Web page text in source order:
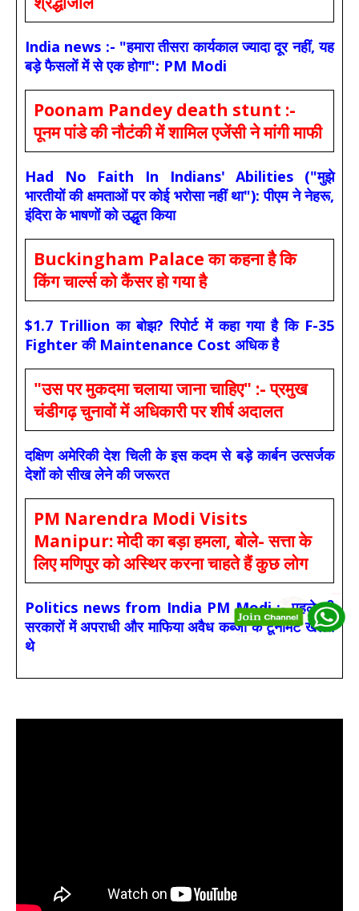
India news :- "हमारा तीसरा कार्यकाल ज्यादा दूर नहीं, यह
बड़े फैसलों में से एक होगा": PM Modi
Poonam Pandey death stunt :-
पूनम पांडे की नौटंकी में शामिल एजेंसी ने मांगी माफी
Had No Faith In Indians' Abilities ("मुझे
भारतीयों की क्षमताओं पर कोई भरोसा नहीं था"): पीएम ने नेहरू,
इंदिरा के भाषणों को उद्धृत किया
Buckingham Palace का कहना है कि
किंग चार्ल्स को कैंसर हो गया है
$1.7 Trillion का बोझ? रिपोर्ट में कहा गया है कि F-35
Fighter की Maintenance Cost अधिक है
"उस पर मुकदमा चलाया जाना चाहिए" :- प्रमुख
चंडीगढ़ चुनावों में अधिकारी पर शीर्ष अदालत
दक्षिण अमेरिकी देश चिली के इस कदम से बड़े कार्बन उत्सर्जक
देशों को सीख लेने की जरूरत
PM Narendra Modi Visits
Manipur: मोदी का बड़ा हमला, बोले- सत्ता के
लिए मणिपुर को अस्थिर करना चाहते हैं कुछ लोग
Politics news from India PM Modi :- पहले की
सरकारों में अपराधी और माफिया अवैध कब्जों के टूर्नामेंट खेलते
थे